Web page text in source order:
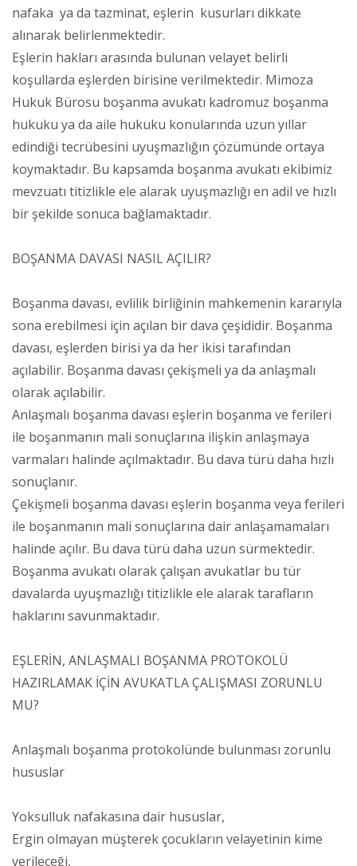
nafaka ya da tazminat, eşlerin kusurları dikkate
alınarak belirlenmektedir.
Eşlerin hakları arasında bulunan velayet belirli
koşullarda eşlerden birisine verilmektedir. Mimoza
Hukuk Bürosu boşanma avukatı kadromuz boşanma
hukuku ya da aile hukuku konularında uzun yıllar
edindiği tecrübesini uyuşmazlığın çözümünde ortaya
koymaktadır. Bu kapsamda boşanma avukatı ekibimiz
mevzuatı titizlikle ele alarak uyuşmazlığı en adil ve hızlı
bir şekilde sonuca bağlamaktadır.
BOŞANMA DAVASI NASIL AÇILIR?
Boşanma davası, evlilik birliğinin mahkemenin kararıyla
sona erebilmesi için açılan bir dava çeşididir. Boşanma
davası, eşlerden birisi ya da her ikisi tarafından
açılabilir. Boşanma davası çekişmeli ya da anlaşmalı
olarak açılabilir.
Anlaşmalı boşanma davası eşlerin boşanma ve ferileri
ile boşanmanın mali sonuçlarına ilişkin anlaşmaya
varmaları halinde açılmaktadır. Bu dava türü daha hızlı
sonuçlanır.
Çekişmeli boşanma davası eşlerin boşanma veya ferileri
ile boşanmanın mali sonuçlarına dair anlaşamamaları
halinde açılır. Bu dava türü daha uzun sürmektedir.
Boşanma avukatı olarak çalışan avukatlar bu tür
davalarda uyuşmazlığı titizlikle ele alarak tarafların
haklarını savunmaktadır.
EŞLERİN, ANLAŞMALI BOŞANMA PROTOKOLÜ
HAZIRLAMAK İÇİN AVUKATLA ÇALIŞMASI ZORUNLU
MU?
Anlaşmalı boşanma protokolünde bulunması zorunlu
hususlar
Yoksulluk nafakasına dair hususlar,
Ergin olmayan müşterek çocukların velayetinin kime
verileceği,